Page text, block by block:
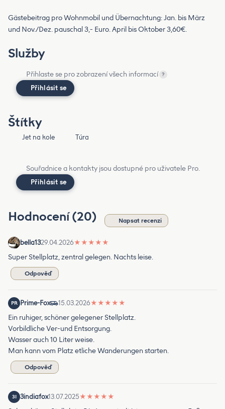
Gästebeitrag pro Wohnmobil und Übernachtung: Jan. bis März
und Nov./Dez. pauschal 3,- Euro. April bis Oktober 3,60€.
Služby
Přihlaste se pro zobrazení všech informací ?
Přihlásit se
Štítky
Jet na kole Túra
Souřadnice a kontakty jsou dostupné pro uživatele Pro.
Přihlásit se
Hodnocení (20) Napsat recenzi
bella1329.04.2026★ ★ ★ ★ ★
Super Stellplatz, zentral gelegen. Nachts leise.
Odpověď
PR Prime-Fox 15.03.2026★ ★ ★ ★ ★
Ein ruhiger, schöner gelegener Stellplatz.
Vorbildliche Ver-und Entsorgung.
Wasser auch 10 Liter weise.
Man kann vom Platz etliche Wanderungen starten.
Odpověď
3I 3indiafox13.07.2025★ ★ ★ ★ ★